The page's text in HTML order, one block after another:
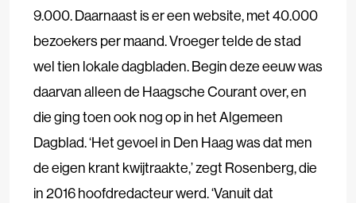
9.000. Daarnaast is er een website, met 40.000
bezoekers per maand. Vroeger telde de stad
wel tien lokale dagbladen. Begin deze eeuw was
daarvan alleen de Haagsche Courant over, en
die ging toen ook nog op in het Algemeen
Dagblad. ‘Het gevoel in Den Haag was dat men
de eigen krant kwijtraakte,’ zegt Rosenberg, die
in 2016 hoofdredacteur werd. ‘Vanuit dat